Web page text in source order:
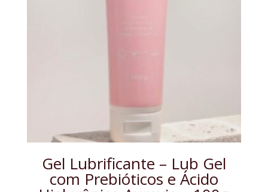
Gel Lubrificante – Lub Gel
com Prebióticos e Ácido